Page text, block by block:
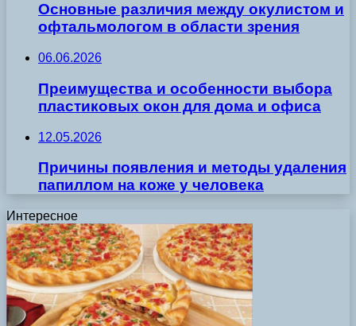
Основные различия между окулистом и
офтальмологом в области зрения
06.06.2026
Преимущества и особенности выбора
пластиковых окон для дома и офиса
12.05.2026
Причины появления и методы удаления
папиллом на коже у человека
Интересное